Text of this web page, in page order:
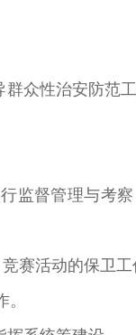
众性治安防范
监督管理与考
赛活动的保卫工